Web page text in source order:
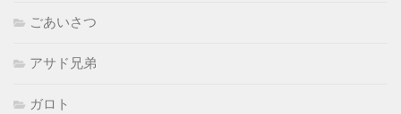
ごあいさつ
アサド兄弟
ガロト